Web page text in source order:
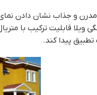
و جذاب نشان دادن
ویلا قابلیت ترکیب با
پیدا کند.